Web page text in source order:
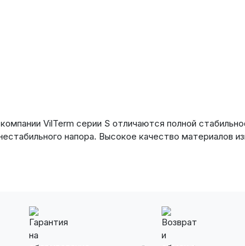
VilTerm серии S отличаются полной
напора. Высокое качество материалов